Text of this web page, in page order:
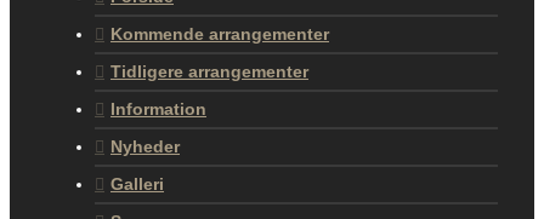
Kommende arrangementer
Tidligere arrangementer
Information
Nyheder
Galleri